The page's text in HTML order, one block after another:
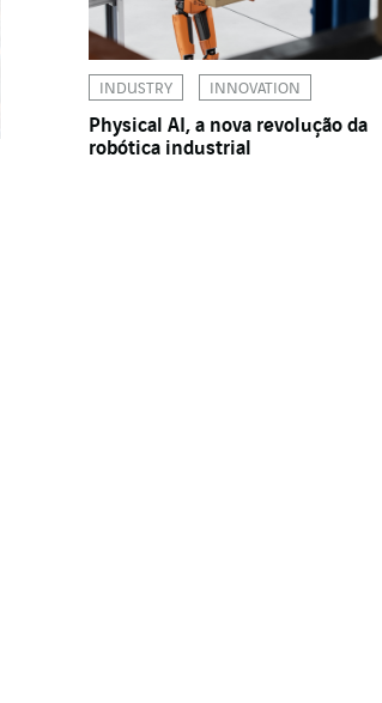
INDUSTRY INNOVATION
Physical AI, a nova revolução da
robótica industrial